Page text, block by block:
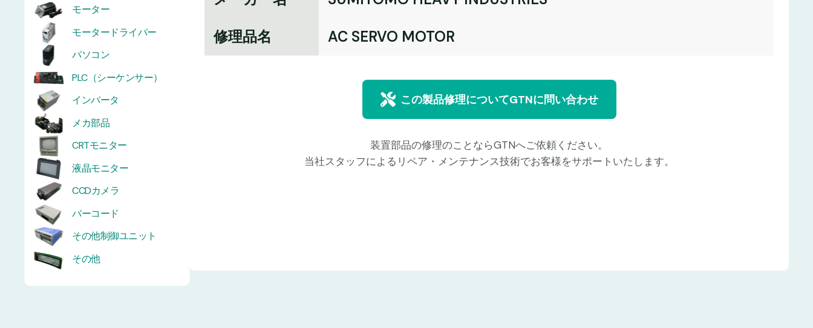
モーター
モータードライバー
パソコン
PLC（シーケンサー）
インバータ
メカ部品
CRTモニター
液晶モニター
CCDカメラ
バーコード
その他制御ユニット
その他
修理品名
AC SERVO MOTOR
この製品修理についてGTNに問い合わせ
装置部品の修理のことならGTNへご依頼ください。
当社スタッフによるリペア・メンテナンス技術でお客様をサポートいたします。